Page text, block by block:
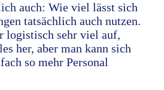
auch: Wie viel lässt sich
tatsächlich auch nutzen.
logistisch sehr viel auf,
her, aber man kann sich
so mehr Personal